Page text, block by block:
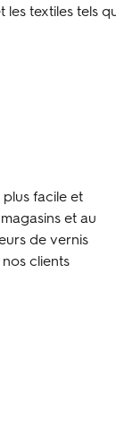
textiles tels
facile et
et au
de vernis
clients